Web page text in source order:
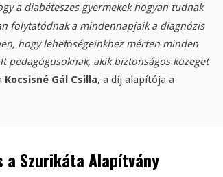
a diabéteszes gyermekek hogyan tudnak
folytatódnak a mindennapjaik a diagnózis
hogy lehetőségeinkhez mérten minden
pedagógusoknak, akik biztonságos közeget
Kocsisné Gál Csilla, a díj alapítója a
Szurikáta Alapítvány